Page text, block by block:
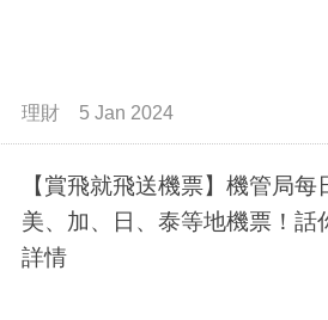
理財 5 Jan 2024
【賞飛就飛送機票】機管局
美、加、日、泰等地機票！話
詳情